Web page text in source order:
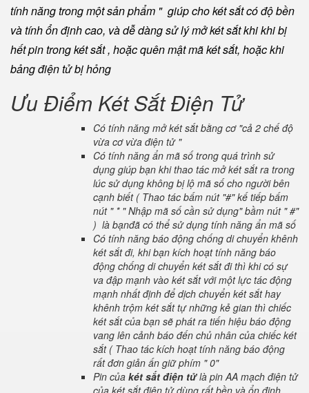
tính năng trong một sản phẩm " giúp cho két sắt có độ bền
và tính ổn định cao, và dễ dàng sử lý mở két sắt khi khi bị
hết pin trong két sắt , hoặc quên mật mã két sắt, hoặc khi
bảng điện tử bị hỏng
Ưu Điểm Két Sắt Điện Tử
Có tính năng mở két sắt bằng cơ "cả 2 chế độ
vừa cơ vừa điện tử "
Có tính năng ẩn mã số trong quá trình sử
dụng giúp bạn khi thao tác mở két sắt ra trong
lúc sử dụng không bị lộ mã số cho người bên
cạnh biết ( Thao tác bấm nút "#" kế tiếp bấm
nút " * " Nhập mã số cần sử dụng" bầm nút " #"
) là bạnđã có thể sử dụng tính năng ẩn mã số
Có tính năng báo động chống di chuyển khênh
két sắt đi, khi bạn kích hoạt tính năng báo
động chống di chuyển két sắt đi thì khi có sự
va đập mạnh vào két sắt với một lực tác động
mạnh nhất định để dịch chuyển két sắt hay
khênh trộm két sắt tự những kẻ gian thì chiếc
két sắt của bạn sẽ phát ra tiến hiệu báo động
vang lên cảnh báo đến chủ nhân của chiếc két
sắt ( Thao tác kích hoạt tính năng báo động
rất đơn giản ấn giữ phím " 0"
Pin của két sắt điện tửlà pin AA mạch điện tử
của két sắt điện tử dùng rất bền và ổn định